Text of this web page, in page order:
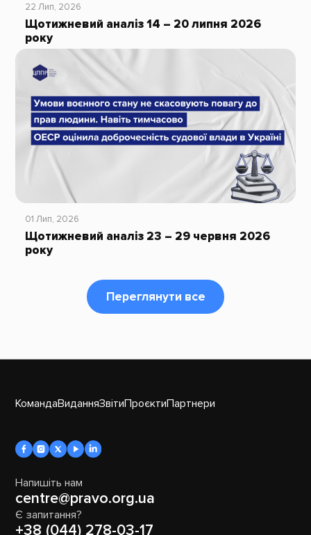
22 Лип, 2026
Щотижневий аналіз 14 – 20 липня 2026
року
01 Лип, 2026
Щотижневий аналіз 23 – 29 червня 2026
року
Переглянути все
КомандаВиданняЗвітиПроєктиПартнери
Напишіть нам
centre@pravo.org.ua
Є запитання?
+38 (044) 278-03-17